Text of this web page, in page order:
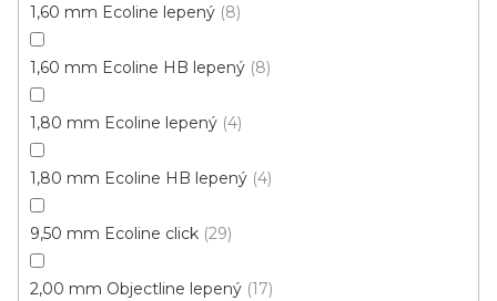
1,60 mm Ecoline lepený 8
1,60 mm Ecoline HB lepený 8
1,80 mm Ecoline lepený 4
1,80 mm Ecoline HB lepený 4
9,50 mm Ecoline click 29
2,00 mm Objectline lepený 17